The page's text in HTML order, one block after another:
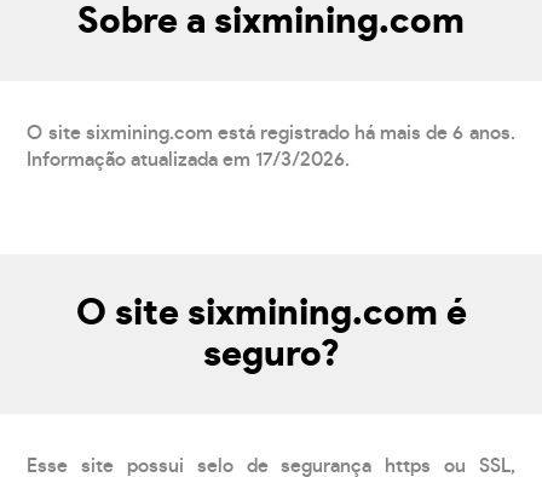
Sobre a sixmining.com
O site sixmining.com está registrado há mais de 6 anos.
Informação atualizada em 17/3/2026.
O site sixmining.com é
seguro?
Esse site possui selo de segurança https ou SSL,